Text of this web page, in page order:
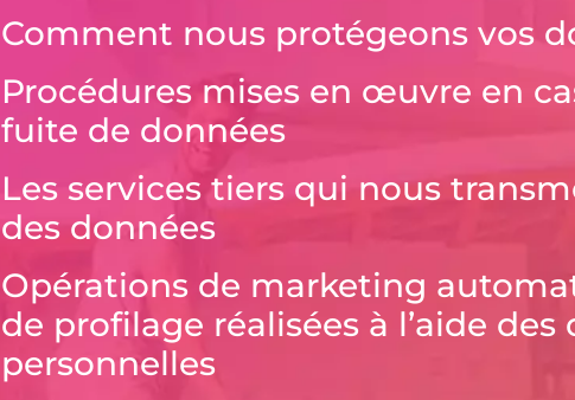
Comment nous protégeons vos
Procédures mises en œuvre en
fuite de données
Les services tiers qui nous
des données
Opérations de marketing
de profilage réalisées à l’aide des
personnelles